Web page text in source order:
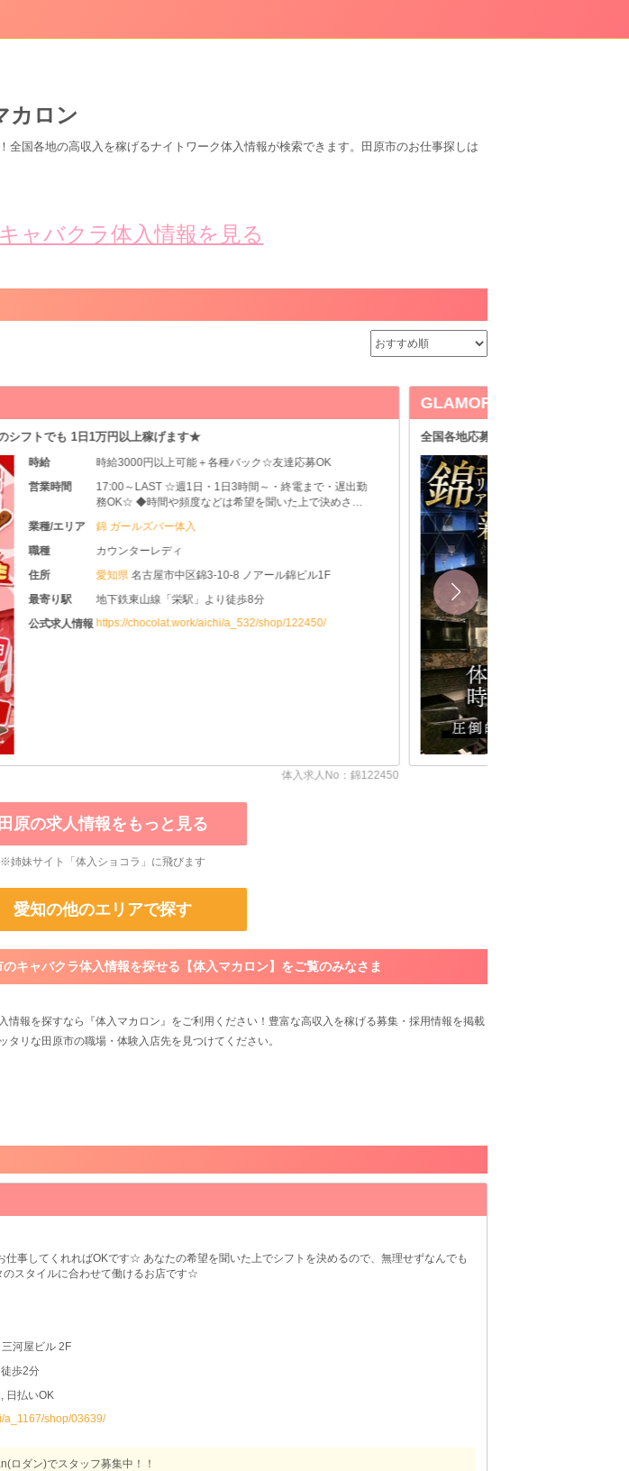
カロン
！全国各地の高収入を稼げるナイトワーク体入情報が検索できます。田原市のお仕事探しは
ャバクラ体入情報を見る
バー）
時給保証⇒稼ぎやすさ◎ ノルマ罰金なし⇒働きやすさ◎
時給
時給20,000円以上可◇全額日払いOK◇各種バックあり
営業時間
20:00～LAST ☆週1日・1日3時間～・終電まで・遅出勤
務OK☆ ◆時間や頻度などは希望を聞いた上で決めさせ
て頂きます♪ ◆レギュラー出勤ももちろんOKです
名古屋市中区錦3-18-30 SAKEPARADISE3階・4
階全号室
最寄り駅
各線「栄駅」より徒歩4分 名鉄瀬戸線「栄町駅」より徒
体入求人No：錦キャバクラ120505
田原の求人情報をもっと見る
※姉妹サイト「体入ショコラ」に飛びます
愛知の他のエリアで探す
キャバクラ体入情報を探せる【体入マカロン】をご覧のみなさま
情報を探すなら『体入マカロン』をご利用ください！豊富な高収入を稼げる募集・採用情報を掲載
リな田原市の職場・体験入店先を見つけてください。
仕事してくれればOKです☆ あなたの希望を聞いた上でシフトを決めるので、無理せずなんでも
のスタイルに合わせて働けるお店です☆
河屋ビル 2F
歩2分
日払いOK
a_1167/shop/03639/
ロダン)でスタッフ募集中！！